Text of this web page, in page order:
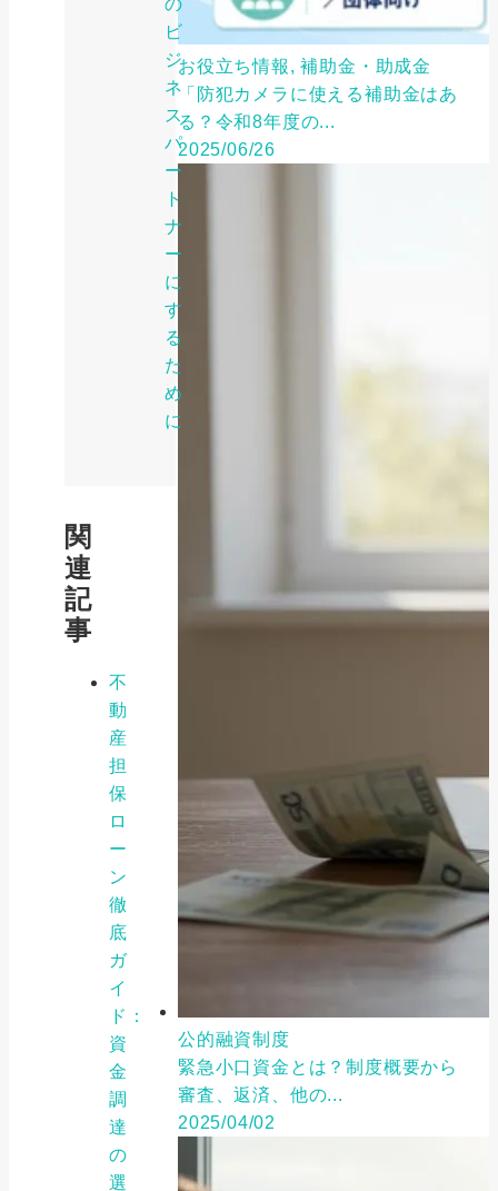
ビ
ジ
ネ
ス
パ
ー
ト
ナ
ー
に
す
る
た
め
に
関
連
記
事
不
動
産
担
保
ロ
ー
ン
徹
底
ガ
イ
ド：
資
金
調
達
の
選
お役立ち情報, 補助金・助成金
「防犯カメラに使える補助金はあ
る？令和8年度の...
2025/06/26
公的融資制度
緊急小口資金とは？制度概要から
審査、返済、他の...
2025/04/02